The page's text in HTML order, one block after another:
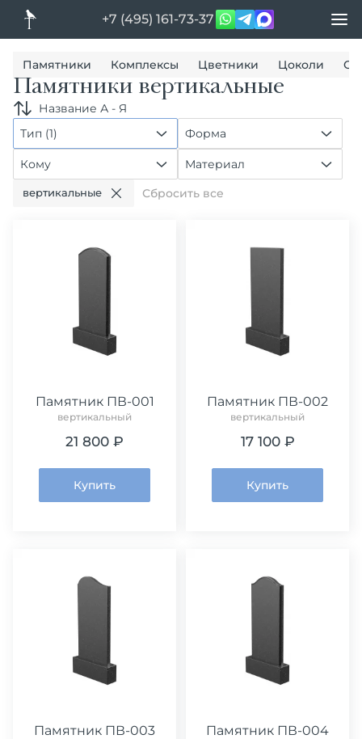
+7 (495) 161-73-37
Памятники Комплексы Цветники Цоколи
Памятники вертикальные
Название А - Я
Тип (1)
Форма
Кому Материал
вертикальные Сбросить все
Памятник ПВ-001
вертикальный
21 800 ₽
Купить
Памятник ПВ-002
вертикальный
17 100 ₽
Купить
Памятник ПВ-003 Памятник ПВ-004